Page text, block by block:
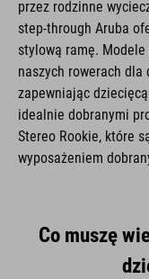
przez rodzinne
step-through Aruba
stylową ramę.
naszych rowerach dla
zapewniając
idealnie dobranymi
Stereo Rookie, które
wyposażeniem
Co muszę